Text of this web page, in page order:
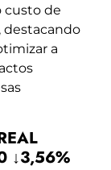
custo de
destacando
a
↓3,56%